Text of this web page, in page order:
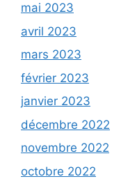
mai 2023
avril 2023
mars 2023
février 2023
janvier 2023
décembre 2022
novembre 2022
octobre 2022